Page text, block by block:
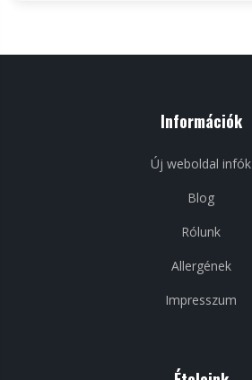
Információk
Új weboldal infók
Blog
Rólunk
Allergének
Impresszum